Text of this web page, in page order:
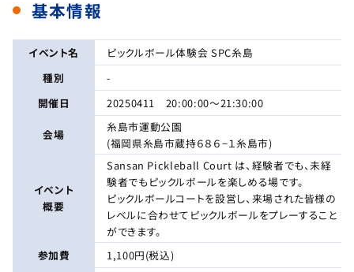
基本情報
イベント名
ピックルボール体験会 SPC糸島
種別
-
開催日
20250411 20:00:00〜21:30:00
会場
糸島市運動公園
(福岡県糸島市蔵持６８６−１糸島市)
イベント
概要
Sansan Pickleball Court は、経験者でも、未経
験者でもピックルボールを楽しめる場です。
ピックルボールコートを設営し、来場された皆様の
レベルに合わせてピックルボールをプレーすること
ができます。
参加費
1,100円(税込)